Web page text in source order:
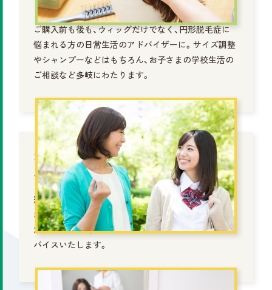
日常生活を支える
ご購入前も後も、ウィッグだけでなく、円形脱毛症に
悩まれる方の日常生活のアドバイザーに。サイズ調整
やシャンプーなどはもちろん、お子さまの学校生活の
ご相談など多岐にわたります。
かかりつけの
ヘアスタイリストに
薄毛や脱毛部位の隠し方、スタイリングのコツなども
お気軽にご相談いただけます。髪のことを知り尽くし
た「毛髪技能士」の資格をもったスタイリストがアド
バイスいたします。